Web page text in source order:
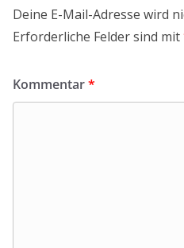
Deine E-Mail-Adresse wird
Erforderliche Felder sind mit
Kommentar*